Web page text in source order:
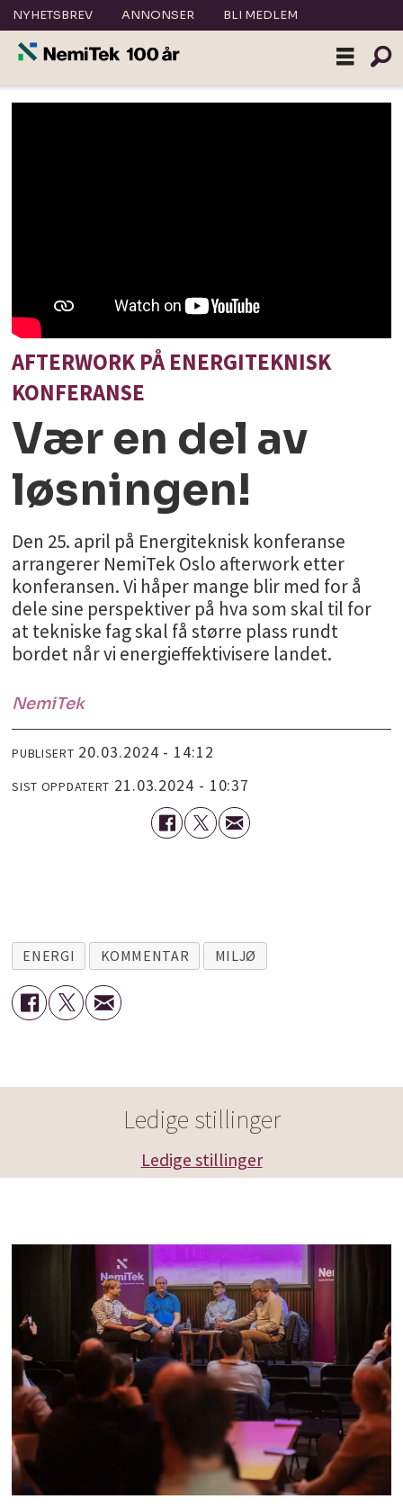
NYHETSBREV ANNONSER BLI MEDLEM
AFTERWORK PÅ ENERGITEKNISK
KONFERANSE
Vær en del av
løsningen!
Den 25. april på Energiteknisk konferanse
arrangerer NemiTek Oslo afterwork etter
konferansen. Vi håper mange blir med for å
dele sine perspektiver på hva som skal til for
at tekniske fag skal få større plass rundt
bordet når vi energieffektivisere landet.
NemiTek
PUBLISERT 20.03.2024 - 14:12
SIST OPPDATERT 21.03.2024 - 10:37
ENERGI KOMMENTAR MILJØ
Ledige stillinger
Ledige stillinger